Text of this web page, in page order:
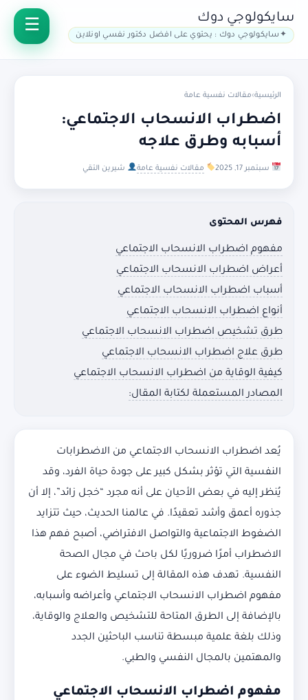
سايكولوجي دوك
سايكولوجي دوك : يحتوي على افضل دكتور نفسي اونلاين
الرئيسية›مقالات نفسية عامة
اضطراب الانسحاب الاجتماعي:
أسبابه وطرق علاجه
سبتمبر 17, 2025 مقالات نفسية عامة شيرين التقي
فهرس المحتوى
مفهوم اضطراب الانسحاب الاجتماعي
أعراض اضطراب الانسحاب الاجتماعي
أسباب اضطراب الانسحاب الاجتماعي
أنواع اضطراب الانسحاب الاجتماعي
طرق تشخيص اضطراب الانسحاب الاجتماعي
طرق علاج اضطراب الانسحاب الاجتماعي
كيفية الوقاية من اضطراب الانسحاب الاجتماعي
المصادر المستعملة لكتابة المقال:
يُعد اضطراب الانسحاب الاجتماعي من الاضطرابات
النفسية التي تؤثر بشكل كبير على جودة حياة الفرد، وقد
يُنظر إليه في بعض الأحيان على أنه مجرد “خجل زائد”، إلا أن
جذوره أعمق وأشد تعقيدًا. في عالمنا الحديث، حيث تتزايد
الضغوط الاجتماعية والتواصل الافتراضي، أصبح فهم هذا
الاضطراب أمرًا ضروريًا لكل باحث في مجال الصحة
النفسية. تهدف هذه المقالة إلى تسليط الضوء على
مفهوم اضطراب الانسحاب الاجتماعي وأعراضه وأسبابه،
بالإضافة إلى الطرق المتاحة للتشخيص والعلاج والوقاية،
وذلك بلغة علمية مبسطة تناسب الباحثين الجدد
والمهتمين بالمجال النفسي والطبي.
مفهوم اضطراب الانسحاب الاجتماعي